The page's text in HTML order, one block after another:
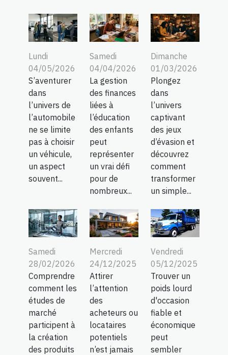
Lundi
04/05/2026
S’aventurer
dans
l’univers de
l’automobile
ne se limite
pas à choisir
un véhicule,
un aspect
souvent...
Samedi
04/04/2026
La gestion
des finances
liées à
l’éducation
des enfants
peut
représenter
un vrai défi
pour de
nombreux...
Dimanche
01/03/2026
Plongez
dans
l’univers
captivant
des jeux
d’évasion et
découvrez
comment
transformer
un simple...
Samedi
28/02/2026
Comprendre
comment les
études de
marché
participent à
la création
des produits
Mercredi
24/12/2025
Attirer
l’attention
des
acheteurs ou
locataires
potentiels
n’est jamais
Vendredi
05/12/2025
Trouver un
poids lourd
d'occasion
fiable et
économique
peut
sembler